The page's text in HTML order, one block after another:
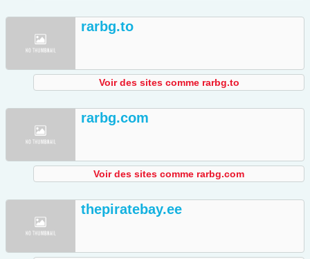
rarbg.to
Voir des sites comme rarbg.to
rarbg.com
Voir des sites comme rarbg.com
thepiratebay.ee